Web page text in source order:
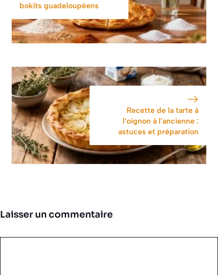
bokits guadeloupéens
Recette de la tarte à
l’oignon à l’ancienne :
astuces et préparation
Laisser un commentaire